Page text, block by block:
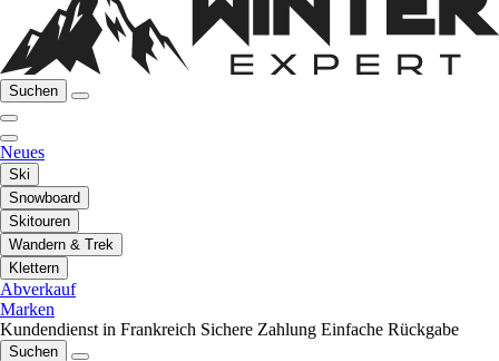
Suchen
Neues
Ski
Snowboard
Skitouren
Wandern & Trek
Klettern
Abverkauf
Marken
Kundendienst in Frankreich Sichere Zahlung Einfache Rückgabe
Suchen